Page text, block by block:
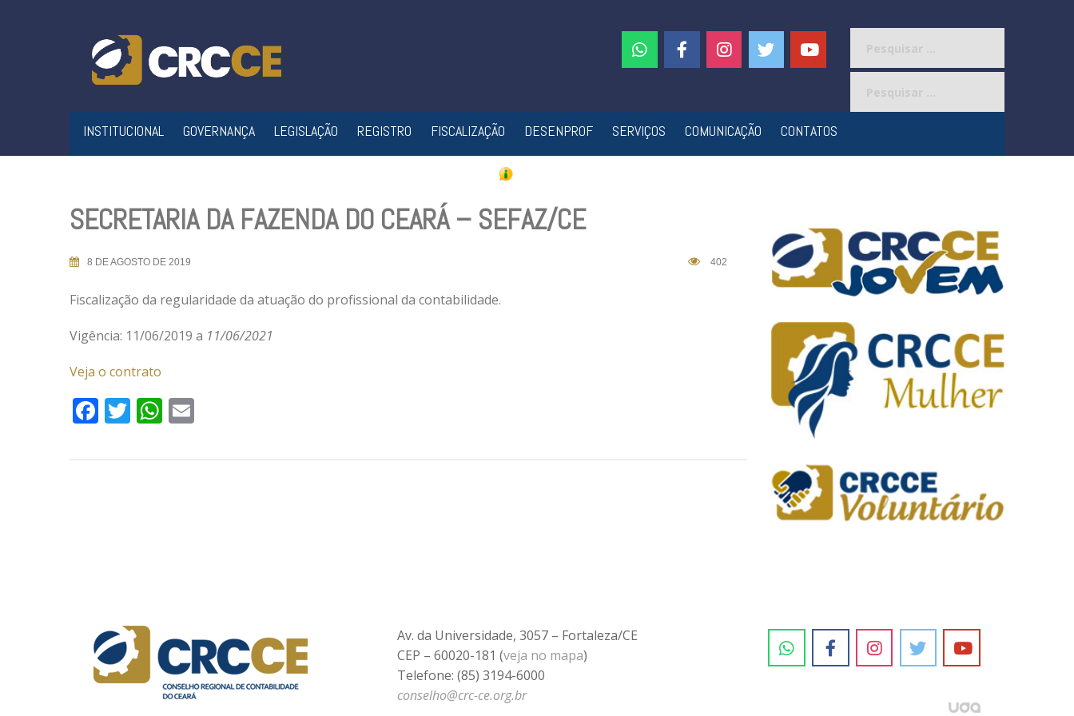
INSTITUCIONAL GOVERNANÇA LEGISLAÇÃO REGISTRO FISCALIZAÇÃO DESENPROF SERVIÇOS COMUNICAÇÃO CONTATOS
SECRETARIA DA FAZENDA DO CEARÁ – SEFAZ/CE
8 DE AGOSTO DE 2019 402
Fiscalização da regularidade da atuação do profissional da contabilidade.
Vigência: 11/06/2019 a 11/06/2021
Veja o contrato
Facebook
TwitterWhatsApp
Av. da Universidade, 3057 – Fortaleza/CE
CEP – 60020-181 (veja no mapa)
Telefone: (85) 3194-6000
conselho@crc-ce.org.br